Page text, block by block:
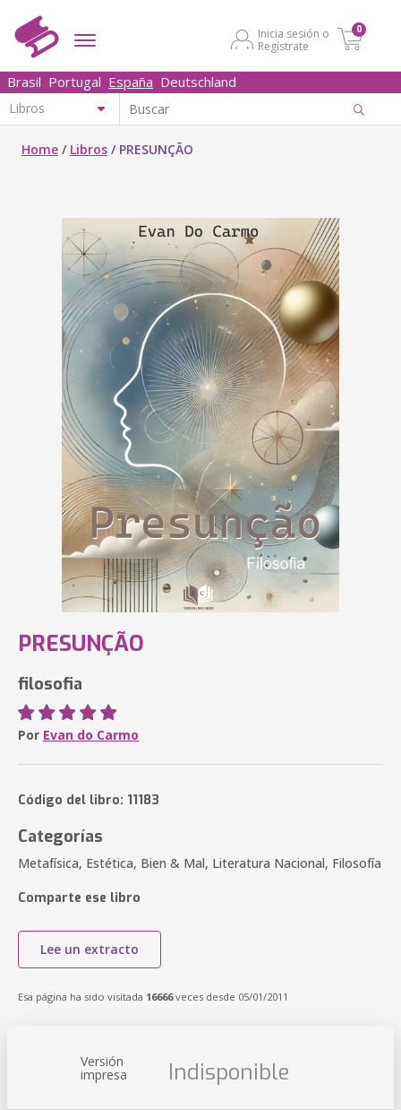
Inicia sesión o
Regístrate
0
Brasil Portugal España Deutschland
Home / Libros / PRESUNÇÃO
PRESUNÇÃO
filosofia
Por Evan do Carmo
Código del libro: 11183
Categorías
Metafísica, Estética, Bien & Mal, Literatura Nacional, Filosofía
Comparte ese libro
Lee un extracto
Esa página ha sido visitada 16666veces desde 05/01/2011
Versión
impresa Indisponible